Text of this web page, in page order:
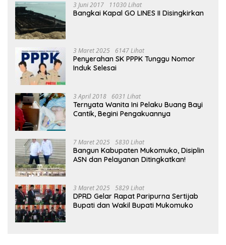
3 Juni 2017 11030 Lihat
Bangkai Kapal GO LINES II Disingkirkan
3 Maret 2025 6147 Lihat
Penyerahan SK PPPK Tunggu Nomor
Induk Selesai
3 April 2018 6031 Lihat
Ternyata Wanita Ini Pelaku Buang Bayi
Cantik, Begini Pengakuannya
7 Maret 2025 5830 Lihat
Bangun Kabupaten Mukomuko, Disiplin
ASN dan Pelayanan Ditingkatkan!
3 Maret 2025 5829 Lihat
DPRD Gelar Rapat Paripurna Sertijab
Bupati dan Wakil Bupati Mukomuko